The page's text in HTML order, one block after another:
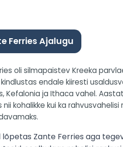
Ferries Ajalugu
oli silmapaistev Kreeka
endale kiiresti
Kefalonia ja Ithaca vahel.
nii kohalikke kui ka
Zante Ferries aga